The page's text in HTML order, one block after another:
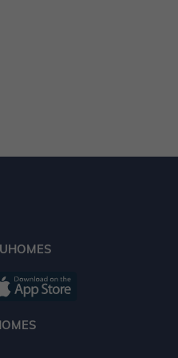
Nhật Bản, vườn
chân. Hệ thống
trời, bể sục
với các môn